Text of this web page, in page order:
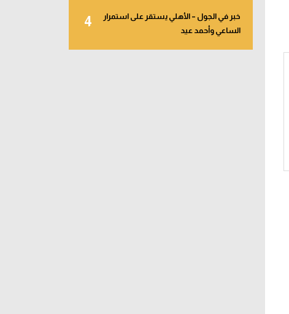
4
خبر في الجول – الأهلي يستقر على استمرار
الساعي وأحمد عيد